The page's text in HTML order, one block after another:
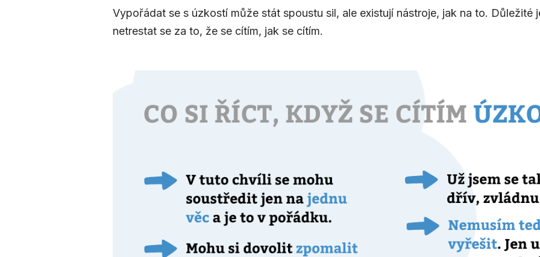
Vypořádat se s úzkostí může stát spoustu sil, ale existují nástroje, jak na to. Důležité
netrestat se za to, že se cítím, jak se cítím.